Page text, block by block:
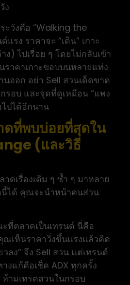
ง
วังคือ “Walking the
แรง ราคาจะ “เดิน” เกาะ
) ไปเรื่อย ๆ โดยไม่กลับเข้า
ราคาเกาะขอบบนหลายแท่ง
ออก อย่า Sell สวนเด็ดขาด
รอบ และจุดที่ดูเหมือน “แพง
ไปได้อีกนาน
ดที่พบบ่อยที่สุดใน
(และวิธี
าดเรื่องเดิม ๆ ซ้ำ ๆ มาหลาย
ได้ คุณจะนำหน้าคนส่วน
ที่ตลาดเป็นเทรนด์ นี่คือ
เห็นราคาวิ่งขึ้นแรงแล้วคิด
วลง” จึง Sell สวน แต่เทรนด์
งแก้คือเช็ค ADX ทุกครั้ง
ามเทรดสวนในกรอบ